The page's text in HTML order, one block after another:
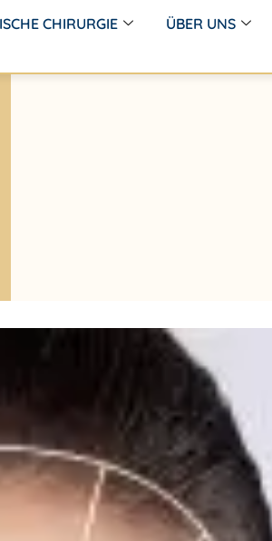
CHIRURGIE ÜBER UNS